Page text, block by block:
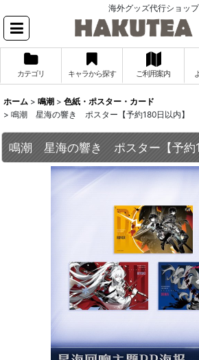
海外グッズ代行ショップ
カテゴリ キャラから探す ご利用案内
ホーム > 鳴潮 > 色紙・ポスター・カード
> 鳴潮 星海の響き ポスター【予約180日以内】
鳴潮 星海の響き ポスター【予約